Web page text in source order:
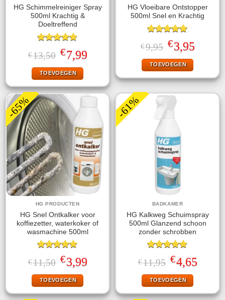
HG Schimmelreiniger Spray
500ml Krachtig &
Doeltreffend
Gewaardeerd
4.75uit 5
€13,50 Oorspronkelijke
prijs
was:
€13,50.
€7,99Huidige
prijs
TOEVOEGEN
HG Vloeibare Ontstopper
500ml Snel en Krachtig
Gewaardeerd
5.00uit 5
€9,95 Oorspronkelijke
prijs
was:
€9,95.
€3,95Huidige
prijs
is:
TOEVOEGEN
-65%
HG PRODUCTEN
HG Snel Ontkalker voor
koffiezetter, waterkoker of
wasmachine 500ml
Gewaardeerd
4.80uit 5
€11,50 Oorspronkelijke
prijs
was:
€11,50.
€3,99Huidige
prijs
TOEVOEGEN
-61%
BADKAMER
HG Kalkweg Schuimspray
500ml Glanzend schoon
zonder schrobben
Gewaardeerd
4.80uit 5
€11,95 Oorspronkelijke
prijs
was:
€11,95.
€4,65Huidige
prijs
TOEVOEGEN